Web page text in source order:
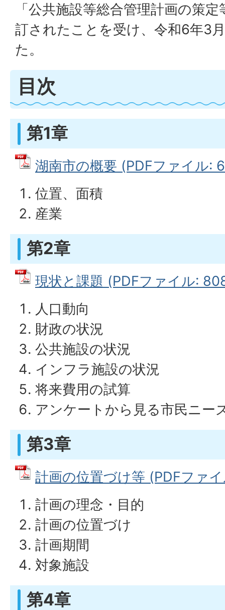
「公共施設等総合管理計画の策
訂されたことを受け、令和6年3
た。
目次
第1章
湖南市の概要 (PDFファイル:
位置、面積
産業
第2章
現状と課題 (PDFファイル:
人口動向
財政の状況
公共施設の状況
インフラ施設の状況
将来費用の試算
アンケートから見る市民ニー
第3章
計画の位置づけ等 (PDFファ
計画の理念・目的
計画の位置づけ
計画期間
対象施設
第4章